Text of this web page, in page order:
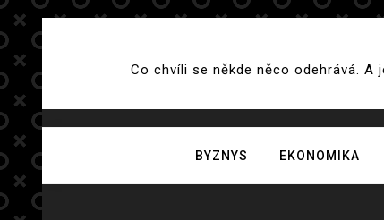
Skip
to
content
Co chvíli se někde něco odehrává.
BYZNYS EKONOMIKA